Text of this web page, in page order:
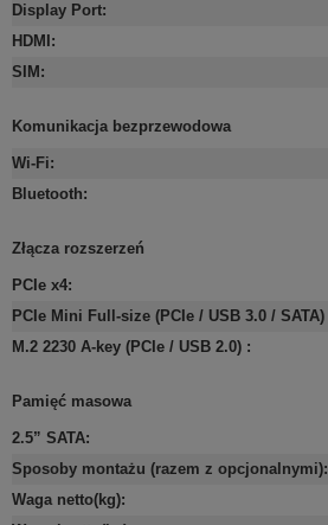
Display Port:
HDMI :
SIM :
Komunikacja bezprzewodowa
Wi-Fi:
Bluetooth:
Złącza rozszerzeń
PCIe x4:
PCIe Mini Full-size (PCIe / USB 3.0 / SATA)
M.2 2230 A-key (PCIe / USB 2.0) :
Pamięć masowa
2.5” SATA:
Sposoby montażu (razem z opcjonalnymi):
Waga netto(kg):